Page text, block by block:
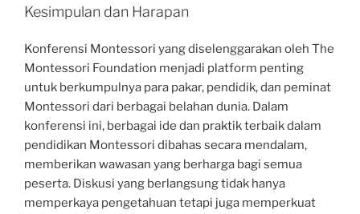
Kesimpulan dan Harapan
Konferensi Montessori yang diselenggarakan oleh The
Montessori Foundation menjadi platform penting
untuk berkumpulnya para pakar, pendidik, dan peminat
Montessori dari berbagai belahan dunia. Dalam
konferensi ini, berbagai ide dan praktik terbaik dalam
pendidikan Montessori dibahas secara mendalam,
memberikan wawasan yang berharga bagi semua
peserta. Diskusi yang berlangsung tidak hanya
memperkaya pengetahuan tetapi juga memperkuat